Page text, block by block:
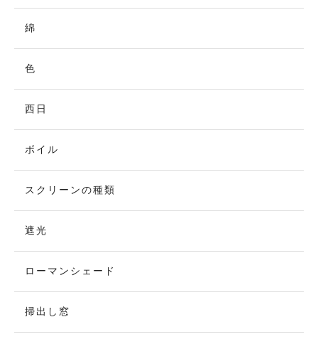
綿
色
西日
ボイル
スクリーンの種類
遮光
ローマンシェード
掃出し窓